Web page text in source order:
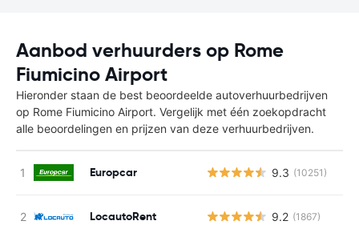
Aanbod verhuurders op Rome
Fiumicino Airport
Hieronder staan de best beoordeelde autoverhuurbedrijven
op Rome Fiumicino Airport. Vergelijk met één zoekopdracht
alle beoordelingen en prijzen van deze verhuurbedrijven.
Europcar 9.3 (10251)
LocautoRent 9.2 (1867)